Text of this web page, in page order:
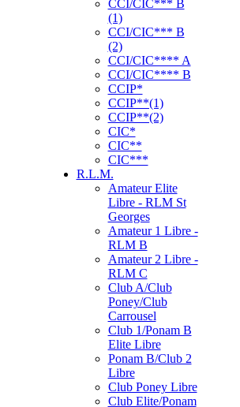
CCI/CIC*** B
(1)
CCI/CIC*** B
(2)
CCI/CIC**** A
CCI/CIC**** B
CCIP*
CCIP**(1)
CCIP**(2)
CIC*
CIC**
CIC***
R.L.M.
Amateur Elite
Libre - RLM St
Georges
Amateur 1 Libre -
RLM B
Amateur 2 Libre -
RLM C
Club A/Club
Poney/Club
Carrousel
Club 1/Ponam B
Elite Libre
Ponam B/Club 2
Libre
Club Poney Libre
Club Elite/Ponam